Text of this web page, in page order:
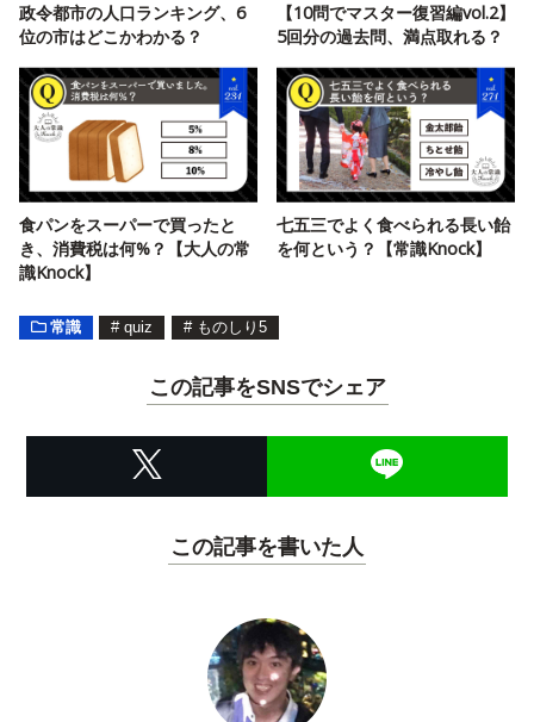
政令都市の人口ランキング、6
位の市はどこかわかる？
【10問でマスター復習編vol.2】
5回分の過去問、満点取れる？
食パンをスーパーで買ったと
き、消費税は何%？【大人の常
識Knock】
七五三でよく食べられる長い飴
を何という？【常識Knock】
常識 # quiz # ものしり5
この記事をSNSでシェア
この記事を書いた人